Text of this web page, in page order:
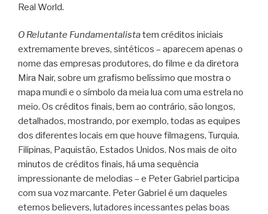
Real World.
O Relutante Fundamentalistatem créditos iniciais
extremamente breves, sintéticos – aparecem apenas o
nome das empresas produtores, do filme e da diretora
Mira Nair, sobre um grafismo belíssimo que mostra o
mapa mundi e o símbolo da meia lua com uma estrela no
meio. Os créditos finais, bem ao contrário, são longos,
detalhados, mostrando, por exemplo, todas as equipes
dos diferentes locais em que houve filmagens, Turquia,
Filipinas, Paquistão, Estados Unidos. Nos mais de oito
minutos de créditos finais, há uma sequência
impressionante de melodias – e Peter Gabriel participa
com sua voz marcante. Peter Gabriel é um daqueles
eternos believers, lutadores incessantes pelas boas